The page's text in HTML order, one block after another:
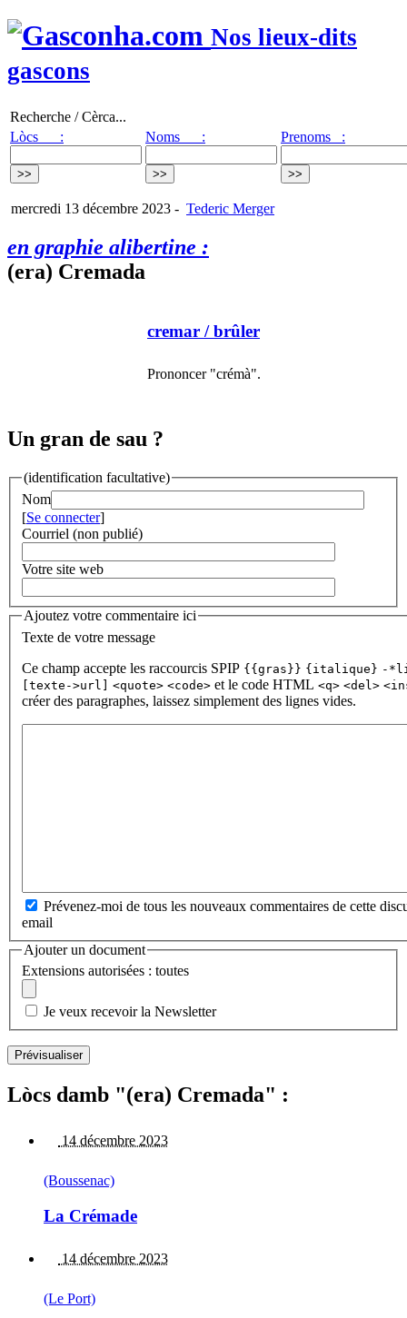
Nos lieux-dits
gascons
Recherche / Cèrca...
Lòcs :
Noms : Prenoms :
mercredi 13 décembre 2023 - Tederic Merger
en graphie alibertine :
(era) Cremada
cremar / brûler
Prononcer "crémà".
Un gran de sau ?
(identification facultative)
Nom
[Se connecter]
Courriel (non publié)
Votre site web
Ajoutez votre commentaire ici
Texte de votre message
Ce champ accepte les raccourcis SPIP {{gras}} {italique} -
[texte->url] <quote> <code> et le code HTML <q> <del>
créer des paragraphes, laissez simplement des lignes vides.
Prévenez-moi de tous les nouveaux commentaires de cette
email
Ajouter un document
Extensions autorisées : toutes
Je veux recevoir la Newsletter
Lòcs damb "(era) Cremada" :
14 décembre 2023
(Boussenac)
La Crémade
14 décembre 2023
(Le Port)